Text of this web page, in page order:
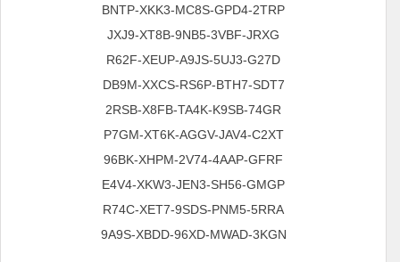
BNTP-XKK3-MC8S-GPD4-2TRP
JXJ9-XT8B-9NB5-3VBF-JRXG
R62F-XEUP-A9JS-5UJ3-G27D
DB9M-XXCS-RS6P-BTH7-SDT7
2RSB-X8FB-TA4K-K9SB-74GR
P7GM-XT6K-AGGV-JAV4-C2XT
96BK-XHPM-2V74-4AAP-GFRF
E4V4-XKW3-JEN3-SH56-GMGP
R74C-XET7-9SDS-PNM5-5RRA
9A9S-XBDD-96XD-MWAD-3KGN